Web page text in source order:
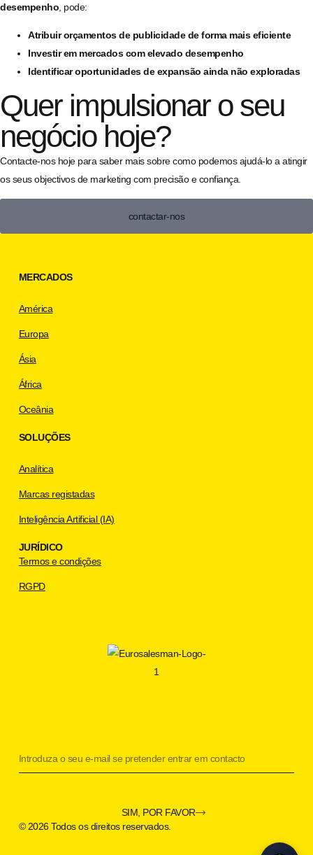
desempenho , pode:
Atribuir orçamentos de publicidade de forma mais eficiente
Investir em mercados com elevado desempenho
Identificar oportunidades de expansão ainda não exploradas
Quer impulsionar o seu
negócio hoje?
Contacte-nos hoje para saber mais sobre como podemos ajudá-lo a atingir
os seus objectivos de marketing com precisão e confiança.
contactar-nos
SIM, POR FAVOR
© 2026 Todos os direitos reservados.
MERCADOS
América
Europa
Ásia
África
Oceânia
SOLUÇÕES
Analítica
Marcas registadas
Inteligência Artificial (IA)
JURÍDICO
Termos e condições
RGPD
funciona corretamente.
Ao clicar em "Permitir tudo" está a consentir a nossa
RECUSAR